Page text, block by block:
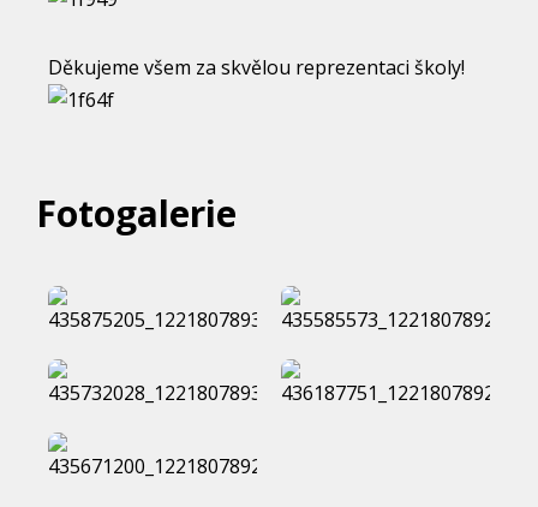
Děkujeme všem za skvělou reprezentaci školy!
Fotogalerie